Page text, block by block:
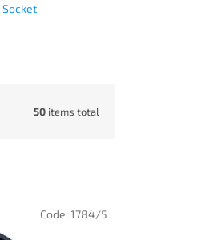
Socket
50 items total
Code:1784/5